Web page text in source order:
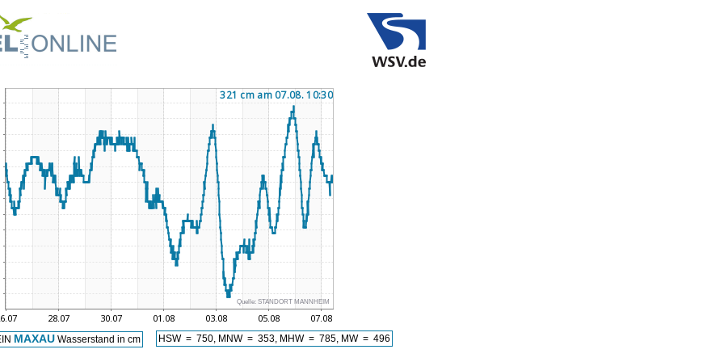
Quelle: STANDORT MANNHEIM
MAXAUWasserstand in cm HSW = 750, MNW = 353, MHW = 785, MW = 496